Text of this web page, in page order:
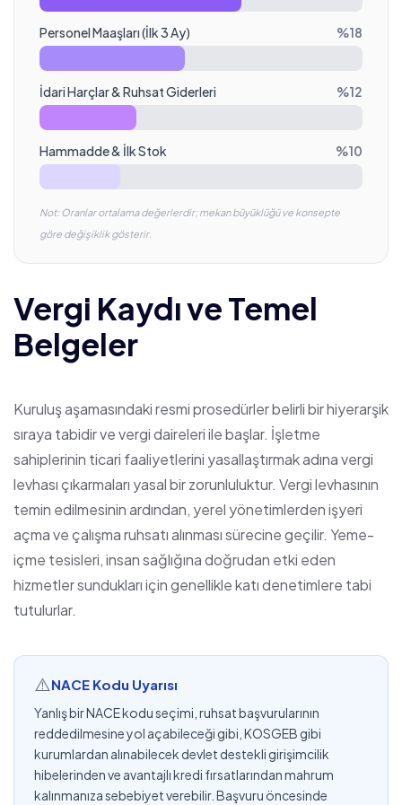
Personel Maaşları (İlk 3 Ay) %18
İdari Harçlar & Ruhsat Giderleri %12
Hammadde & İlk Stok %10
Not: Oranlar ortalama değerlerdir; mekan büyüklüğü ve konsepte
göre değişiklik gösterir.
Vergi Kaydı ve Temel
Belgeler
Kuruluş aşamasındaki resmi prosedürler belirli bir hiyerarşik
sıraya tabidir ve vergi daireleri ile başlar. İşletme
sahiplerinin ticari faaliyetlerini yasallaştırmak adına vergi
levhası çıkarmaları yasal bir zorunluluktur. Vergi levhasının
temin edilmesinin ardından, yerel yönetimlerden işyeri
açma ve çalışma ruhsatı alınması sürecine geçilir. Yeme-
içme tesisleri, insan sağlığına doğrudan etki eden
hizmetler sundukları için genellikle katı denetimlere tabi
tutulurlar.
⚠️NACE Kodu Uyarısı
Yanlış bir NACE kodu seçimi, ruhsat başvurularının
reddedilmesine yol açabileceği gibi, KOSGEB gibi
kurumlardan alınabilecek devlet destekli girişimcilik
hibelerinden ve avantajlı kredi fırsatlarından mahrum
kalınmanıza sebebiyet verebilir. Başvuru öncesinde